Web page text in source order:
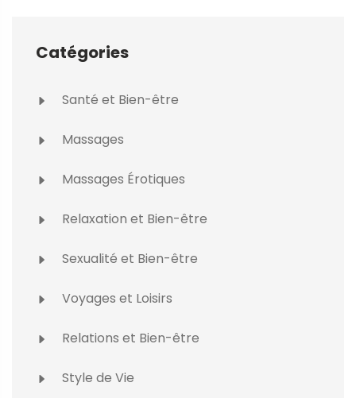
Catégories
Santé et Bien-être
Massages
Massages Érotiques
Relaxation et Bien-être
Sexualité et Bien-être
Voyages et Loisirs
Relations et Bien-être
Style de Vie